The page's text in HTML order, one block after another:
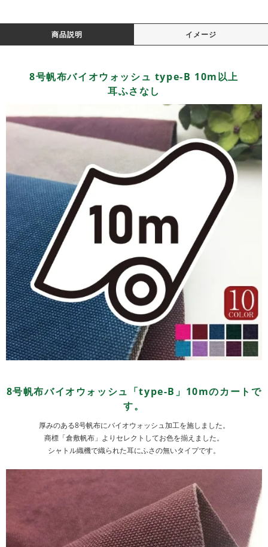
商品説明 イメージ
8号帆布バイオウォッシュ type-B 10m以上
耳ふさなし
8号帆布バイオウォッシュ「type-B」10mのカートで
す。
厚みのある8号帆布にバイオウォッシュ加工を施しました。
商標「倉敷帆布」よりセレクトしてお色を揃えました。
シャトル織機で織られた耳にふさの無いタイプです。